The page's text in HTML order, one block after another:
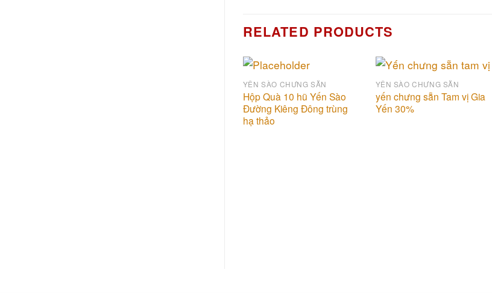
RELATED PRODUCTS
Add to
wishlist
YẾN SÀO CHƯNG SẴN
Hộp Quà 10 hũ Yến Sào
Đường Kiêng Đông trùng
hạ thảo
Add to
wishlist
YẾN SÀO CHƯNG SẴN
yến chưng sẵn Tam vị Gia
Yến 30%